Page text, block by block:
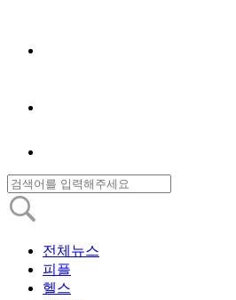
전체뉴스
피플
헬스